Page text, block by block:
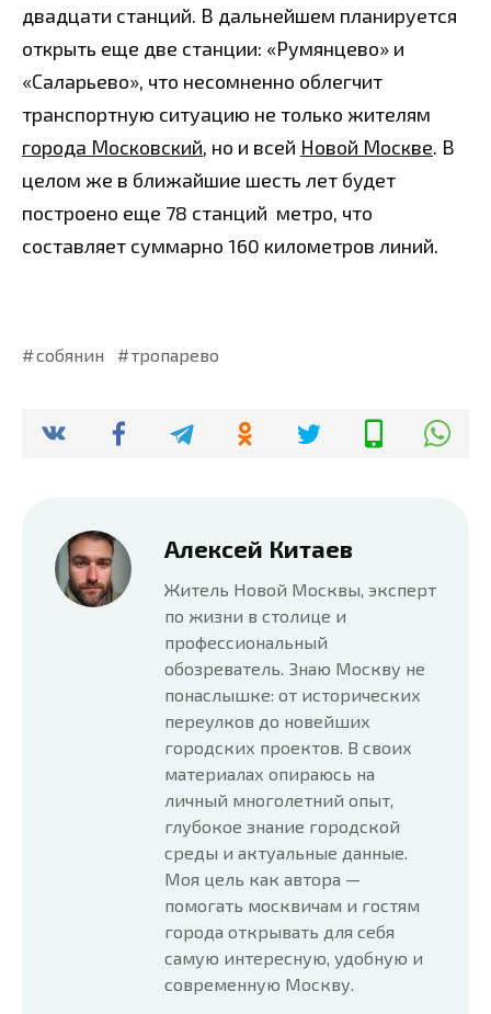
двадцати станций. В дальнейшем планируется
открыть еще две станции: «Румянцево» и
«Саларьево», что несомненно облегчит
транспортную ситуацию не только жителям
города Московский, но и всей Новой Москве. В
целом же в ближайшие шесть лет будет
построено еще 78 станций метро, что
составляет суммарно 160 километров линий.
собянин тропарево
Алексей Китаев
Житель Новой Москвы, эксперт
по жизни в столице и
профессиональный
обозреватель. Знаю Москву не
понаслышке: от исторических
переулков до новейших
городских проектов. В своих
материалах опираюсь на
личный многолетний опыт,
глубокое знание городской
среды и актуальные данные.
Моя цель как автора —
помогать москвичам и гостям
города открывать для себя
самую интересную, удобную и
современную Москву.